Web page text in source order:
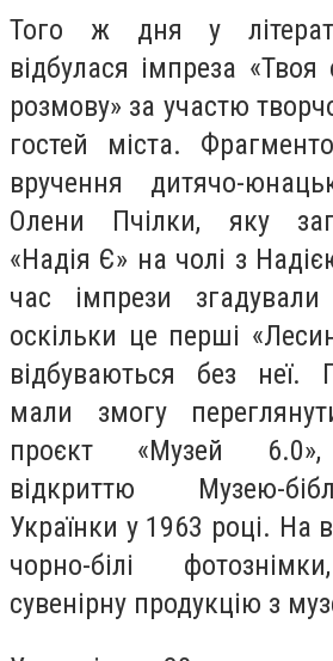
Того ж дня у
відбулася імпреза
розмову» за участю
гостей міста.
вручення дитячо-
Олени Пчілки, яку
«Надія Є» на чолі з
час імпрези
оскільки це перші
відбуваються без неї.
мали змогу
проєкт «Музей 6.0»,
відкриттю Музею-
Українки у 1963 році. На
чорно-білі
сувенірну продукцію з